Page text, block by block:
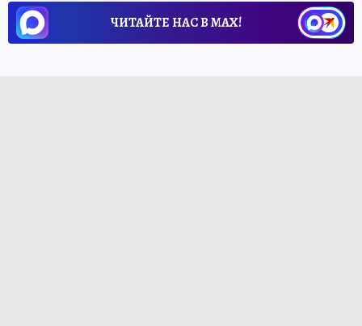
ЧИТАЙТЕ НАС В МАХ!